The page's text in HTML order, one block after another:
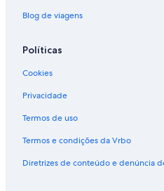
Blog de viagens
Políticas
Cookies
Privacidade
Termos de uso
Termos e condições da Vrbo
Diretrizes de conteúdo e denúncia